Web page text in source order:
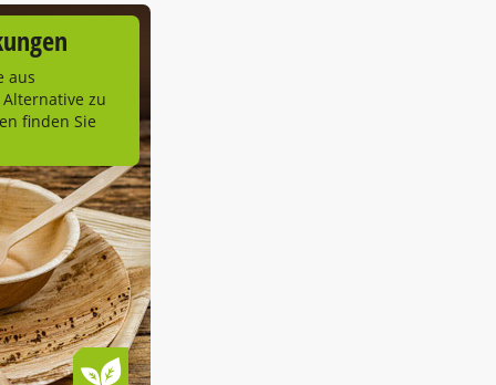
aus
zu
finden Sie